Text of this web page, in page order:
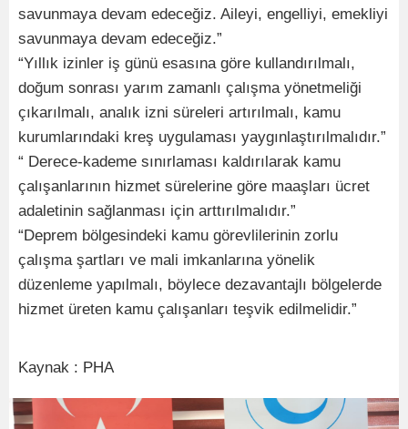
savunmaya devam edeceğiz. Aileyi, engelliyi, emekliyi
savunmaya devam edeceğiz.”
“Yıllık izinler iş günü esasına göre kullandırılmalı,
doğum sonrası yarım zamanlı çalışma yönetmeliği
çıkarılmalı, analık izni süreleri artırılmalı, kamu
kurumlarındaki kreş uygulaması yaygınlaştırılmalıdır.”
“ Derece-kademe sınırlaması kaldırılarak kamu
çalışanlarının hizmet sürelerine göre maaşları ücret
adaletinin sağlanması için arttırılmalıdır.”
“Deprem bölgesindeki kamu görevlilerinin zorlu
çalışma şartları ve mali imkanlarına yönelik
düzenleme yapılmalı, böylece dezavantajlı bölgelerde
hizmet üreten kamu çalışanları teşvik edilmelidir.”
Kaynak : PHA